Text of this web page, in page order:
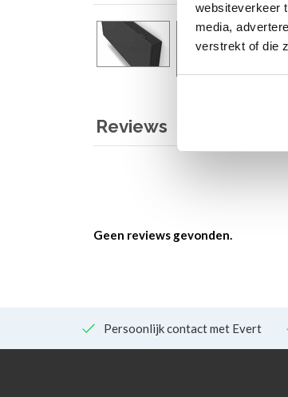
websiteverkeer
media,
verstrekt of die
Reviews
Geen reviews gevonden.
Persoonlijk contact met Evert